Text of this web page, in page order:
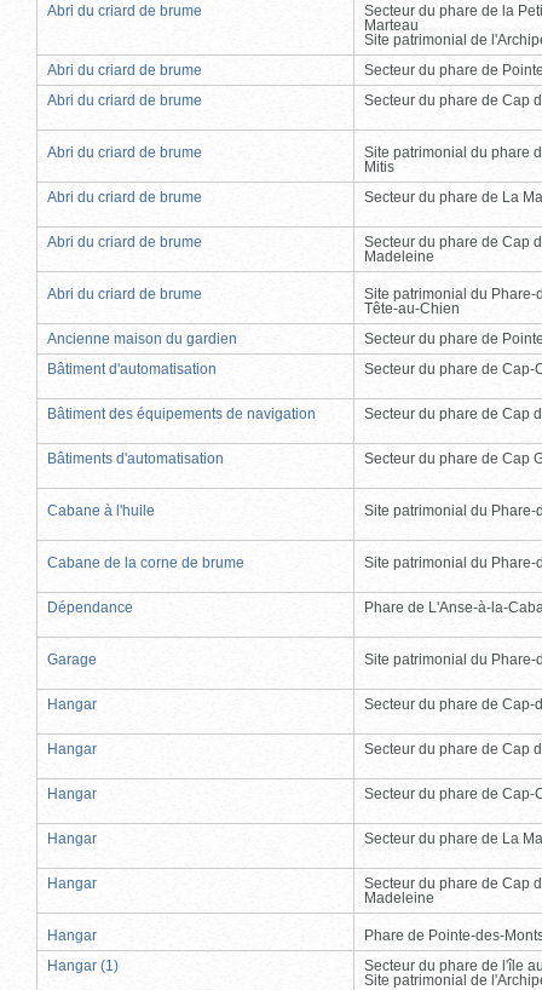
Abri du criard de brume
Secteur du phare de la
Marteau
Site patrimonial de
Abri du criard de brume
Secteur du phare de
Abri du criard de brume
Secteur du phare de Cap
Abri du criard de brume
Site patrimonial du phare
Mitis
Abri du criard de brume
Secteur du phare de La
Abri du criard de brume
Secteur du phare de Cap
Madeleine
Abri du criard de brume
Site patrimonial du Phare-
Tête-au-Chien
Ancienne maison du gardien
Secteur du phare de
Bâtiment d'automatisation
Secteur du phare de Cap-
Bâtiment des équipements de navigation Secteur du phare de Cap
Bâtiments d'automatisation Secteur du phare de Cap
Cabane à l'huile Site patrimonial du Phare-
Cabane de la corne de brume Site patrimonial du Phare-
Dépendance Phare de L'Anse-à-la-
Garage Site patrimonial du Phare-
Hangar Secteur du phare de Cap-
Hangar Secteur du phare de Cap
Hangar Secteur du phare de Cap-
Hangar Secteur du phare de La
Hangar
Secteur du phare de Cap
Madeleine
Hangar
Phare de Pointe-des-
Hangar (1)
Secteur du phare de l'île
Site patrimonial de